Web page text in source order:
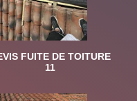
FUITE DE TOITURE
11